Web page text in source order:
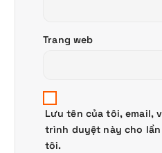
Trang web
Lưu tên của tôi, email,
trình duyệt này cho
tôi.